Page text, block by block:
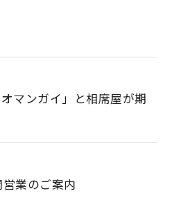
マンガイ」と相席屋が期
業のご案内